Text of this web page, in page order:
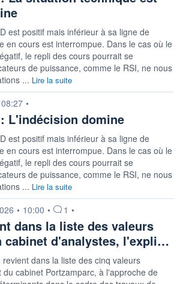
est positif mais inférieur à sa ligne de
en cours est interrompue. Dans le cas où le
le repli des cours pourrait se
de puissance, comme le RSI, ne nous
... Lire la suite
08:27 •
: L'indécision domine
est positif mais inférieur à sa ligne de
en cours est interrompue. Dans le cas où le
le repli des cours pourrait se
de puissance, comme le RSI, ne nous
... Lire la suite
• 10:00 • 1 •
dans la liste des valeurs
cabinet d'analystes, l'expli…
dans la liste des cinq valeurs
cabinet Portzamparc, à l'approche de